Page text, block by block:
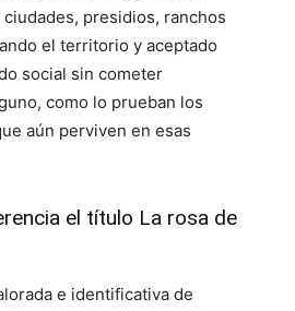
ciudades, presidios, ranchos
el territorio y aceptado
social sin cometer
como lo prueban los
aún perviven en esas
el título La rosa de
e identificativa de